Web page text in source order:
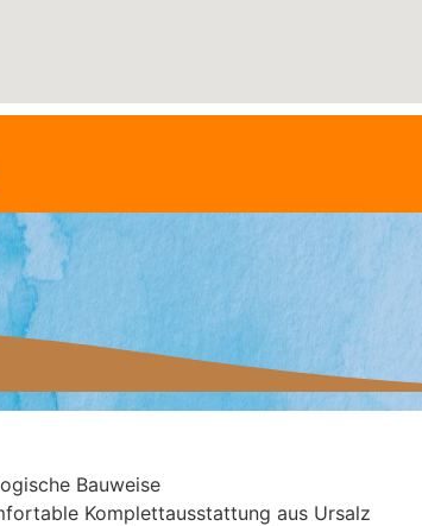
Bauweise
Komplettausstattung aus Ursalz